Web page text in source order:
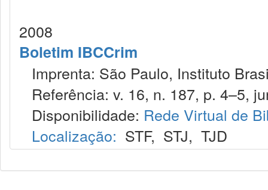
2008
Boletim IBCCrim
Imprenta: São Paulo, Instituto
Referência: v. 16, n. 187, p. 4–5,
Disponibilidade: Rede Virtual de
Localização: STF, STJ, TJD